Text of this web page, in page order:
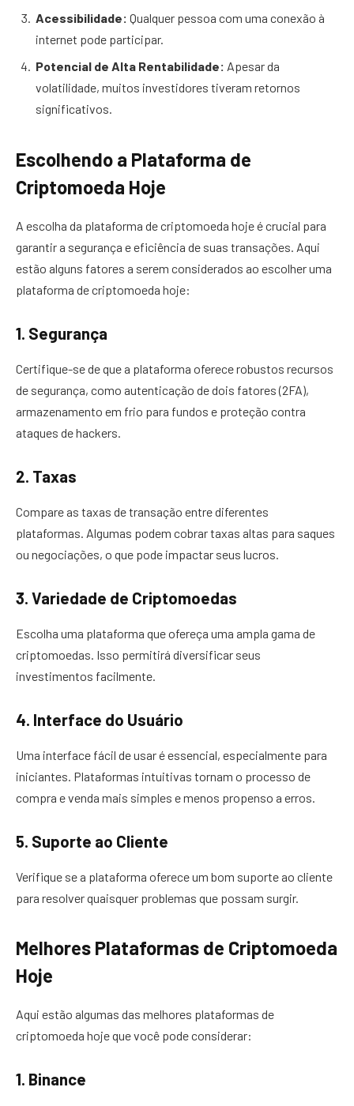
Acessibilidade: Qualquer pessoa com uma conexão à
internet pode participar.
Potencial de Alta Rentabilidade: Apesar da
volatilidade, muitos investidores tiveram retornos
significativos.
Escolhendo a Plataforma de
Criptomoeda Hoje
A escolha da plataforma de criptomoeda hoje é crucial para
garantir a segurança e eficiência de suas transações. Aqui
estão alguns fatores a serem considerados ao escolher uma
plataforma de criptomoeda hoje:
1. Segurança
Certifique-se de que a plataforma oferece robustos recursos
de segurança, como autenticação de dois fatores (2FA),
armazenamento em frio para fundos e proteção contra
ataques de hackers.
2. Taxas
Compare as taxas de transação entre diferentes
plataformas. Algumas podem cobrar taxas altas para saques
ou negociações, o que pode impactar seus lucros.
3. Variedade de Criptomoedas
Escolha uma plataforma que ofereça uma ampla gama de
criptomoedas. Isso permitirá diversificar seus
investimentos facilmente.
4. Interface do Usuário
Uma interface fácil de usar é essencial, especialmente para
iniciantes. Plataformas intuitivas tornam o processo de
compra e venda mais simples e menos propenso a erros.
5. Suporte ao Cliente
Verifique se a plataforma oferece um bom suporte ao cliente
para resolver quaisquer problemas que possam surgir.
Melhores Plataformas de Criptomoeda
Hoje
Aqui estão algumas das melhores plataformas de
criptomoeda hoje que você pode considerar:
1. Binance